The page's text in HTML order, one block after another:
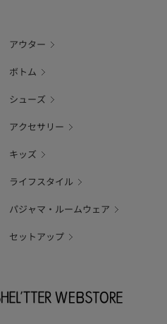
アウター
ボトム
シューズ
アクセサリー
キッズ
ライフスタイル
パジャマ・ルームウェア
セットアップ